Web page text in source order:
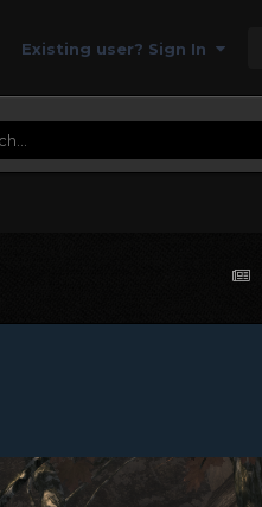
Existing user? Sign In